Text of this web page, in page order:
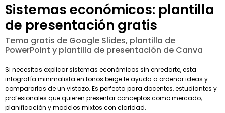
Sistemas económicos: plantilla
de presentación gratis
Tema gratis de Google Slides, plantilla de
PowerPoint y plantilla de presentación de Canva
Si necesitas explicar sistemas económicos sin enredarte, esta
infografía minimalista en tonos beige te ayuda a ordenar ideas y
compararlas de un vistazo. Es perfecta para docentes, estudiantes y
profesionales que quieren presentar conceptos como mercado,
planificación y modelos mixtos con claridad.